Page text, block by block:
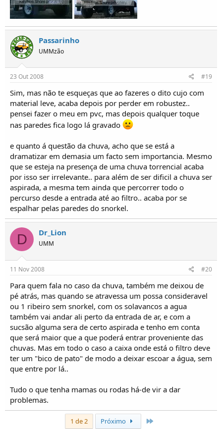
Passarinho
UMMzão
23 Out 2008 #19
Sim, mas não te esqueças que ao fazeres o dito cujo com
material leve, acaba depois por perder em robustez..
pensei fazer o meu em pvc, mas depois qualquer toque
nas paredes fica logo lá gravado
e quanto á questão da chuva, acho que se está a
dramatizar em demasia um facto sem importancia. Mesmo
que se esteja na presença de uma chuva torrencial acaba
por isso ser irrelevante.. para além de ser dificil a chuva ser
aspirada, a mesma tem ainda que percorrer todo o
percurso desde a entrada até ao filtro.. acaba por se
espalhar pelas paredes do snorkel.
D Dr_Lion
UMM
11 Nov 2008 #20
Para quem fala no caso da chuva, também me deixou de
pé atrás, mas quando se atravessa um possa consideravel
ou 1 ribeiro sem snorkel, com os solavancos a agua
também vai andar ali perto da entrada de ar, e com a
sucsão alguma sera de certo aspirada e tenho em conta
que será maior que a que poderá entrar proveniente das
chuvas. Mas em todo o caso a caixa onde está o filtro deve
ter um "bico de pato" de modo a deixar escoar a água, sem
que entre por lá..
Tudo o que tenha mamas ou rodas há-de vir a dar
problemas.
1 de 2 Próximo